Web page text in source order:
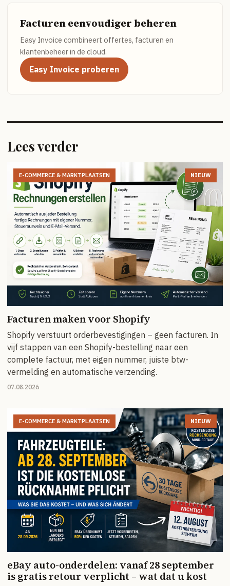
Facturen eenvoudiger beheren
Easy Invoice combineert offertes, facturen en
klantenbeheer in de cloud.
Easy Invoice proberen
Lees verder
E-COMMERCE & MARKTPLAATSEN NIEUW
Facturen maken voor Shopify
Shopify verstuurt orderbevestigingen – geen facturen. In
vijf stappen van een Shopify-bestelling naar een
complete factuur, met eigen nummer, juiste btw-
vermelding en automatische verzending.
07.08.2026
E-COMMERCE & MARKTPLAATSEN NIEUW
eBay auto-onderdelen: vanaf 28 september
is gratis retour verplicht – wat dat u kost